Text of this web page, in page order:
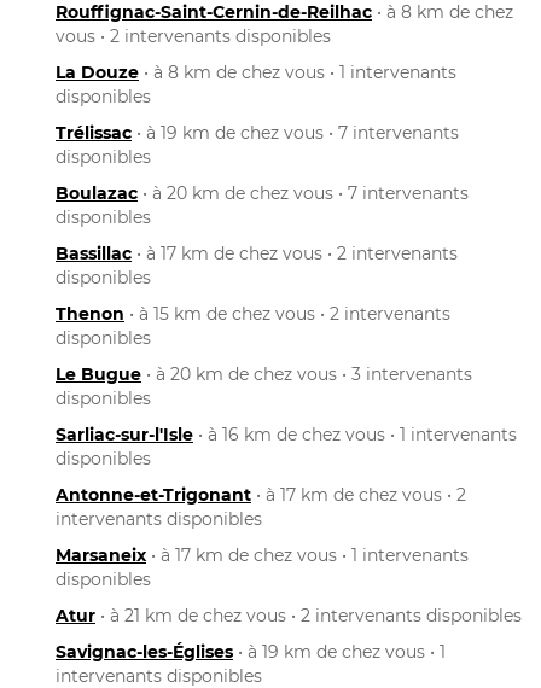
Rouffignac-Saint-Cernin-de-Reilhac • à 8 km de chez
vous • 2 intervenants disponibles
La Douze • à 8 km de chez vous • 1 intervenants
disponibles
Trélissac • à 19 km de chez vous • 7 intervenants
disponibles
Boulazac • à 20 km de chez vous • 7 intervenants
disponibles
Bassillac • à 17 km de chez vous • 2 intervenants
disponibles
Thenon • à 15 km de chez vous • 2 intervenants
disponibles
Le Bugue • à 20 km de chez vous • 3 intervenants
disponibles
Sarliac-sur-l'Isle • à 16 km de chez vous • 1 intervenants
disponibles
Antonne-et-Trigonant • à 17 km de chez vous • 2
intervenants disponibles
Marsaneix • à 17 km de chez vous • 1 intervenants
disponibles
Atur • à 21 km de chez vous • 2 intervenants disponibles
Savignac-les-Églises • à 19 km de chez vous • 1
intervenants disponibles